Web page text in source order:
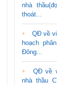
nhà
thoát...
QĐ về
hoạch
Đông...
QĐ về
nhà thầu